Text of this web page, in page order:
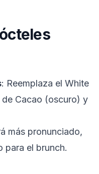
: Reemplaza el White
de Cacao (oscuro) y
más pronunciado,
para el brunch.